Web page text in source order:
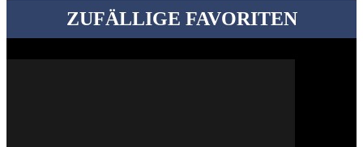
ZUFÄLLIGE FAVORITEN